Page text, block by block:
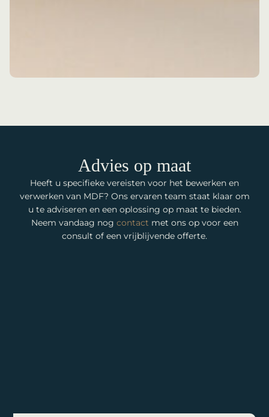
Advies op maat
Heeft u specifieke vereisten voor het bewerken en
verwerken van MDF? Ons ervaren team staat klaar om
u te adviseren en een oplossing op maat te bieden.
Neem vandaag nog contact met ons op voor een
consult of een vrijblijvende offerte.